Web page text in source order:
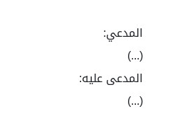
المدعي:
(...)
المدعى عليه:
(...)